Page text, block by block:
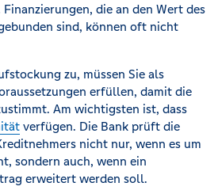
die an den Wert des
sind, können oft nicht
zu, müssen Sie als
erfüllen, damit die
Am wichtigsten ist, dass
verfügen. Die Bank prüft die
nicht nur, wenn es um
sondern auch, wenn ein
erweitert werden soll.